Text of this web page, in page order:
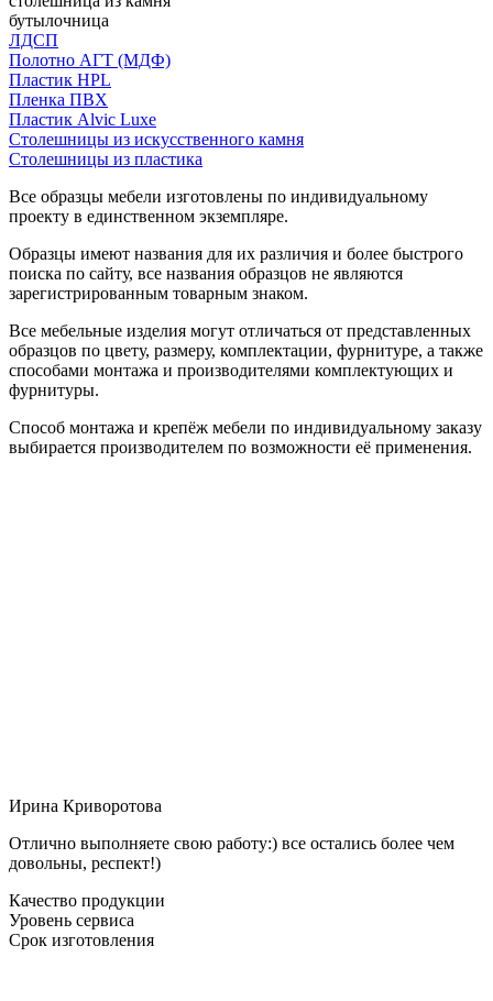
бутылочница
ЛДСП
Полотно АГТ (МДФ)
Пластик HPL
Пленка ПВХ
Пластик Alvic Luxe
Столешницы из искусственного камня
Столешницы из пластика
Все образцы мебели изготовлены по индивидуальному
проекту в единственном экземпляре.
Образцы имеют названия для их различия и более быстрого
поиска по сайту, все названия образцов не являются
зарегистрированным товарным знаком.
Все мебельные изделия могут отличаться от представленных
образцов по цвету, размеру, комплектации, фурнитуре, а также
способами монтажа и производителями комплектующих и
фурнитуры.
Способ монтажа и крепёж мебели по индивидуальному заказу
выбирается производителем по возможности её применения.
Ирина Криворотова
Отлично выполняете свою работу:) все остались более чем
довольны, респект!)
Качество продукции
Уровень сервиса
Срок изготовления